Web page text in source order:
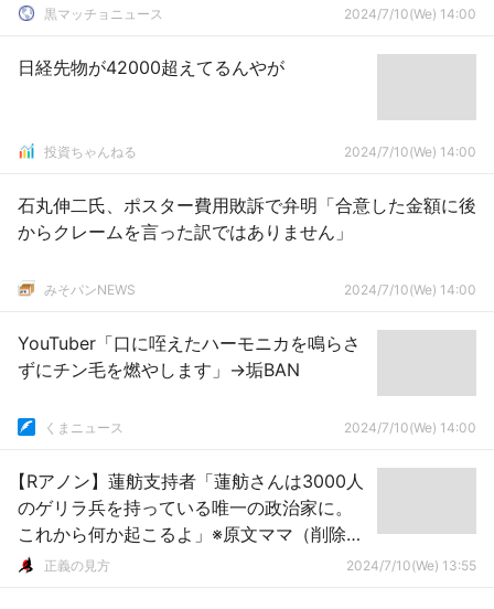
黒マッチョニュース 2024/7/10(We) 14:00
日経先物が42000超えてるんやが
投資ちゃんねる 2024/7/10(We) 14:00
石丸伸二氏、ポスター費用敗訴で弁明「合意した金額に後
からクレームを言った訳ではありません」
みそパンNEWS 2024/7/10(We) 14:00
YouTuber「口に咥えたハーモニカを鳴らさ
ずにチン毛を燃やします」→垢BAN
くまニュース 2024/7/10(We) 14:00
【Rアノン】蓮舫支持者「蓮舫さんは3000人
のゲリラ兵を持っている唯一の政治家に。
これから何か起こるよ」※原文ママ（削除済
み）正義の見方 2024/7/10(We) 13:55